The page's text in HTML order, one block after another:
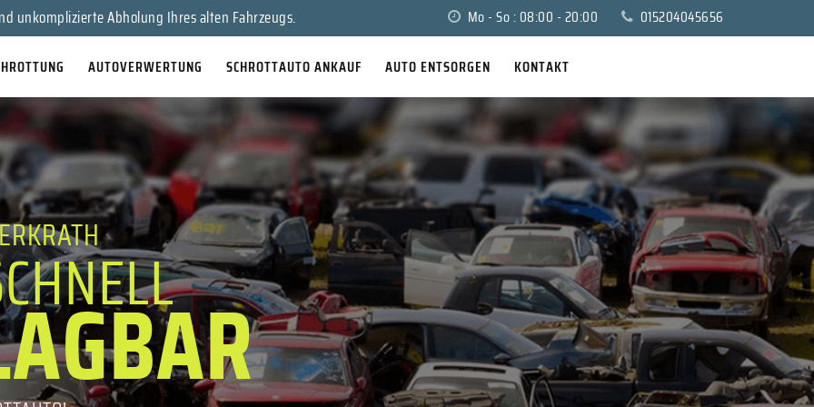
Sie Ihr Auto für bares Geld!
unkomplizierte Abholung Ihres alten Fahrzeugs.
Mo - So : 08:00 - 20:00 015204045656
AUTOVERWERTUNG SCHROTTAUTO ANKAUF AUTO ENTSORGEN KONTAKT